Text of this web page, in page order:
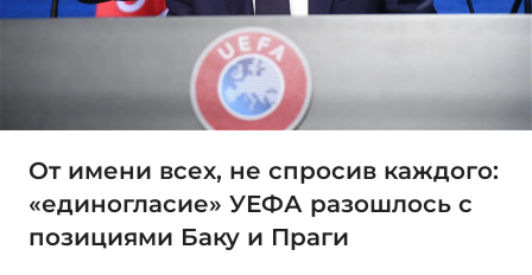
От имени всех, не спросив каждого:
«единогласие» УЕФА разошлось с
позициями Баку и Праги